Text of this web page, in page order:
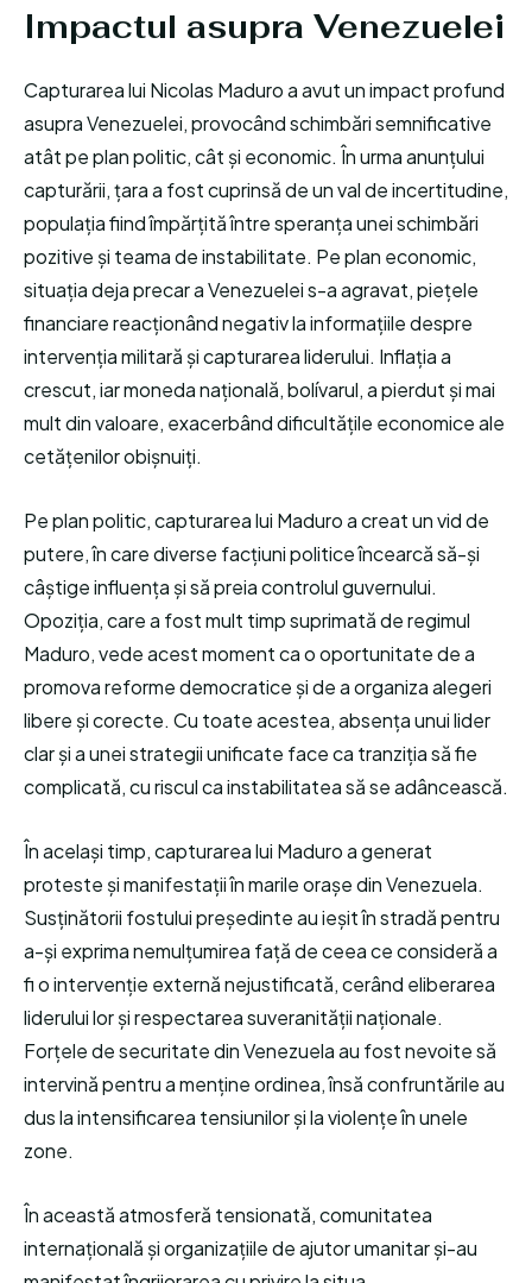
Impactul asupra Venezuelei
Capturarea lui Nicolas Maduro a avut un impact profund
asupra Venezuelei, provocând schimbări semnificative
atât pe plan politic, cât și economic. În urma anunțului
capturării, țara a fost cuprinsă de un val de incertitudine,
populația fiind împărțită între speranța unei schimbări
pozitive și teama de instabilitate. Pe plan economic,
situația deja precar a Venezuelei s-a agravat, piețele
financiare reacționând negativ la informațiile despre
intervenția militară și capturarea liderului. Inflația a
crescut, iar moneda națională, bolívarul, a pierdut și mai
mult din valoare, exacerbând dificultățile economice ale
cetățenilor obișnuiți.
Pe plan politic, capturarea lui Maduro a creat un vid de
putere, în care diverse facțiuni politice încearcă să-și
câștige influența și să preia controlul guvernului.
Opoziția, care a fost mult timp suprimată de regimul
Maduro, vede acest moment ca o oportunitate de a
promova reforme democratice și de a organiza alegeri
libere și corecte. Cu toate acestea, absența unui lider
clar și a unei strategii unificate face ca tranziția să fie
complicată, cu riscul ca instabilitatea să se adâncească.
În același timp, capturarea lui Maduro a generat
proteste și manifestații în marile orașe din Venezuela.
Susținătorii fostului președinte au ieșit în stradă pentru
a-și exprima nemulțumirea față de ceea ce consideră a
fi o intervenție externă nejustificată, cerând eliberarea
liderului lor și respectarea suveranității naționale.
Forțele de securitate din Venezuela au fost nevoite să
intervină pentru a menține ordinea, însă confruntările au
dus la intensificarea tensiunilor și la violențe în unele
zone.
În această atmosferă tensionată, comunitatea
internațională și organizațiile de ajutor umanitar și-au